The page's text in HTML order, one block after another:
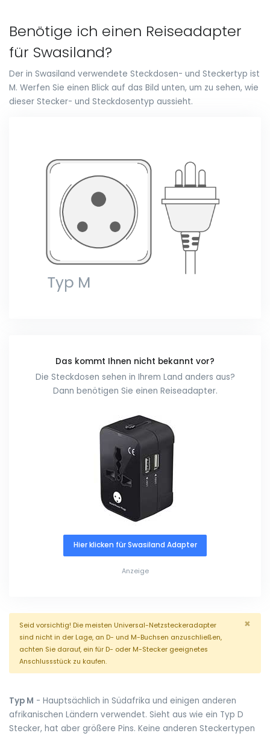
Benötige ich einen Reiseadapter
für Swasiland?
Der in Swasiland verwendete Steckdosen- und Steckertyp ist
M. Werfen Sie einen Blick auf das Bild unten, um zu sehen, wie
dieser Stecker- und Steckdosentyp aussieht.
Das kommt Ihnen nicht bekannt vor?
Die Steckdosen sehen in Ihrem Land anders aus?
Dann benötigen Sie einen Reiseadapter.
Hier klicken für Swasiland Adapter
Anzeige
×
Seid vorsichtig! Die meisten Universal-Netzsteckeradapter
sind nicht in der Lage, an D- und M-Buchsen anzuschließen,
achten Sie darauf, ein für D- oder M-Stecker geeignetes
Anschlussstück zu kaufen.
Typ M - Hauptsächlich in Südafrika und einigen anderen
afrikanischen Ländern verwendet. Sieht aus wie ein Typ D
Stecker, hat aber größere Pins. Keine anderen Steckertypen